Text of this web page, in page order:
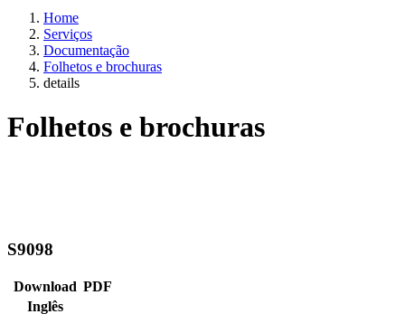
Home
Serviços
Documentação
Folhetos e brochuras
details
Folhetos e brochuras
S9098
Download PDF
Inglês